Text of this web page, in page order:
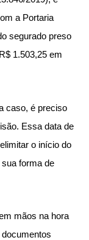
a Portaria
segurado preso
1.503,25 em
caso, é preciso
Essa data de
o início do
forma de
mãos na hora